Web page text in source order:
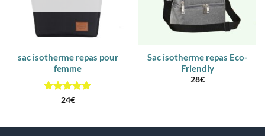
sac isotherme repas pour
femme
Note5sur
24€
Sac isotherme repas Eco-
Friendly
28€